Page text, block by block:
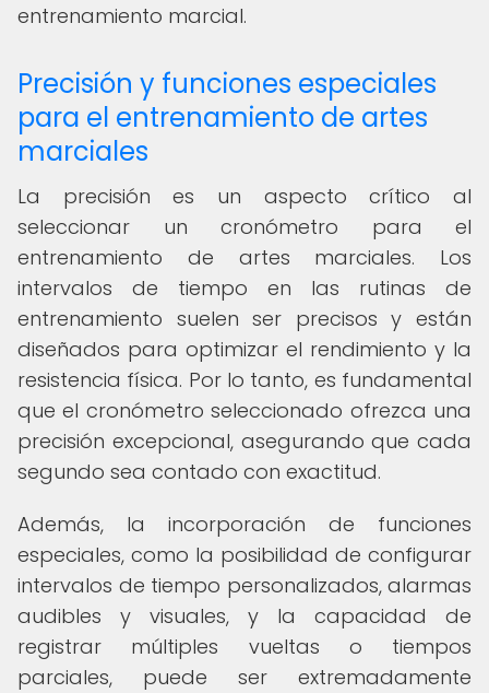
entrenamiento marcial.
Precisión y funciones especiales
para el entrenamiento de artes
marciales
La precisión es un aspecto crítico al
seleccionar un cronómetro para el
entrenamiento de artes marciales. Los
intervalos de tiempo en las rutinas de
entrenamiento suelen ser precisos y están
diseñados para optimizar el rendimiento y la
resistencia física. Por lo tanto, es fundamental
que el cronómetro seleccionado ofrezca una
precisión excepcional, asegurando que cada
segundo sea contado con exactitud.
Además, la incorporación de funciones
especiales, como la posibilidad de configurar
intervalos de tiempo personalizados, alarmas
audibles y visuales, y la capacidad de
registrar múltiples vueltas o tiempos
parciales, puede ser extremadamente